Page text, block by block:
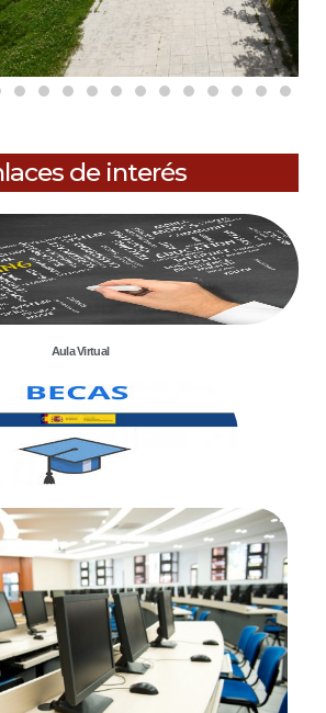
de interés
Aula Virtual